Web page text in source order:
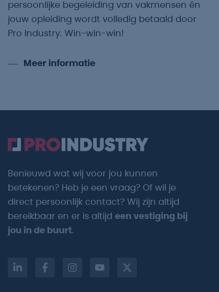
persoonlijke begeleiding van vakmensen én
jouw opleiding wordt volledig betaald door
Pro Industry. Win-win-win!
Meer informatie
Benieuwd wat wij voor jou kunnen
betekenen? Heb je een vraag? Of wil je
direct persoonlijk contact? Wij zijn altijd
bereikbaar en er is altijd een vestiging bij
jou in de buurt.